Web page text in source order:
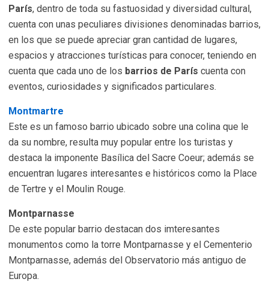
París, dentro de toda su fastuosidad y diversidad cultural,
cuenta con unas peculiares divisiones denominadas barrios,
en los que se puede apreciar gran cantidad de lugares,
espacios y atracciones turísticas para conocer, teniendo en
cuenta que cada uno de los barrios de París cuenta con
eventos, curiosidades y significados particulares.
Montmartre
Este es un famoso barrio ubicado sobre una colina que le
da su nombre, resulta muy popular entre los turistas y
destaca la imponente Basílica del Sacre Coeur; además se
encuentran lugares interesantes e históricos como la Place
de Tertre y el Moulin Rouge.
Montparnasse
De este popular barrio destacan dos imteresantes
monumentos como la torre Montparnasse y el Cementerio
Montparnasse, además del Observatorio más antiguo de
Europa.